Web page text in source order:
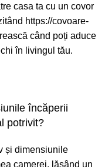
casa ta cu un covor
https://covoare-
când poți aduce
în livingul tău.
încăperii
potrivit?
și dimensiunile
camerei, lăsând un